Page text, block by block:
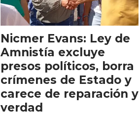
Nicmer Evans: Ley de
Amnistía excluye
presos políticos, borra
crímenes de Estado y
carece de reparación y
verdad